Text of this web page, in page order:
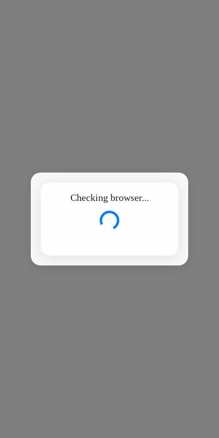
Checking browser...